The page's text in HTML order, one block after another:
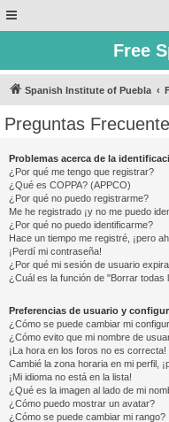
Free
Spanish Institute of Puebla
Preguntas
Problemas acerca de la
¿Por qué me tengo que registrar?
¿Qué es COPPA? (APPCO)
¿Por qué no puedo registrarme?
Me he registrado ¡y no me puedo
¿Por qué no puedo identificarme?
Hace un tiempo me registré, ¡pero
¡Perdí mi contraseña!
¿Por qué mi sesión de usuario
¿Cuál es la función de "Borrar todas
Preferencias de usuario y
¿Cómo se puede cambiar mi
¿Cómo evito que mi nombre de
¡La hora en los foros no es correcta!
Cambié la zona horaria en mi perfil,
¡Mi idioma no está en la lista!
¿Qué es la imagen al lado de mi
¿Cómo puedo mostrar un avatar?
¿Cómo se puede cambiar mi rango?